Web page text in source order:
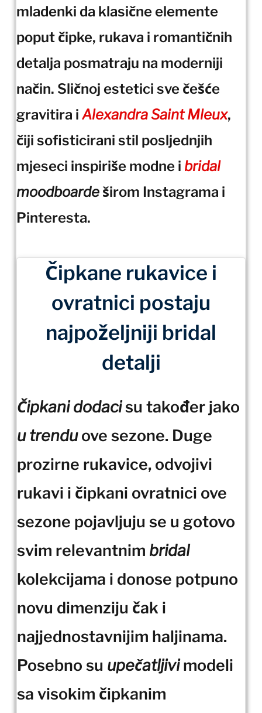
mladenki da klasične elemente
poput čipke, rukava i romantičnih
detalja posmatraju na moderniji
način. Sličnoj estetici sve češće
gravitira i Alexandra Saint Mleux,
čiji sofisticirani stil posljednjih
mjeseci inspiriše modne i bridal
moodboarde širom Instagrama i
Pinteresta.
Čipkane rukavice i
ovratnici postaju
najpoželjniji bridal
detalji
Čipkani dodacisu također jako
u trenduove sezone. Duge
prozirne rukavice, odvojivi
rukavi i čipkani ovratnici ove
sezone pojavljuju se u gotovo
svim relevantnim bridal
kolekcijama i donose potpuno
novu dimenziju čak i
najjednostavnijim haljinama.
Posebno su upečatljivimodeli
sa visokim čipkanim